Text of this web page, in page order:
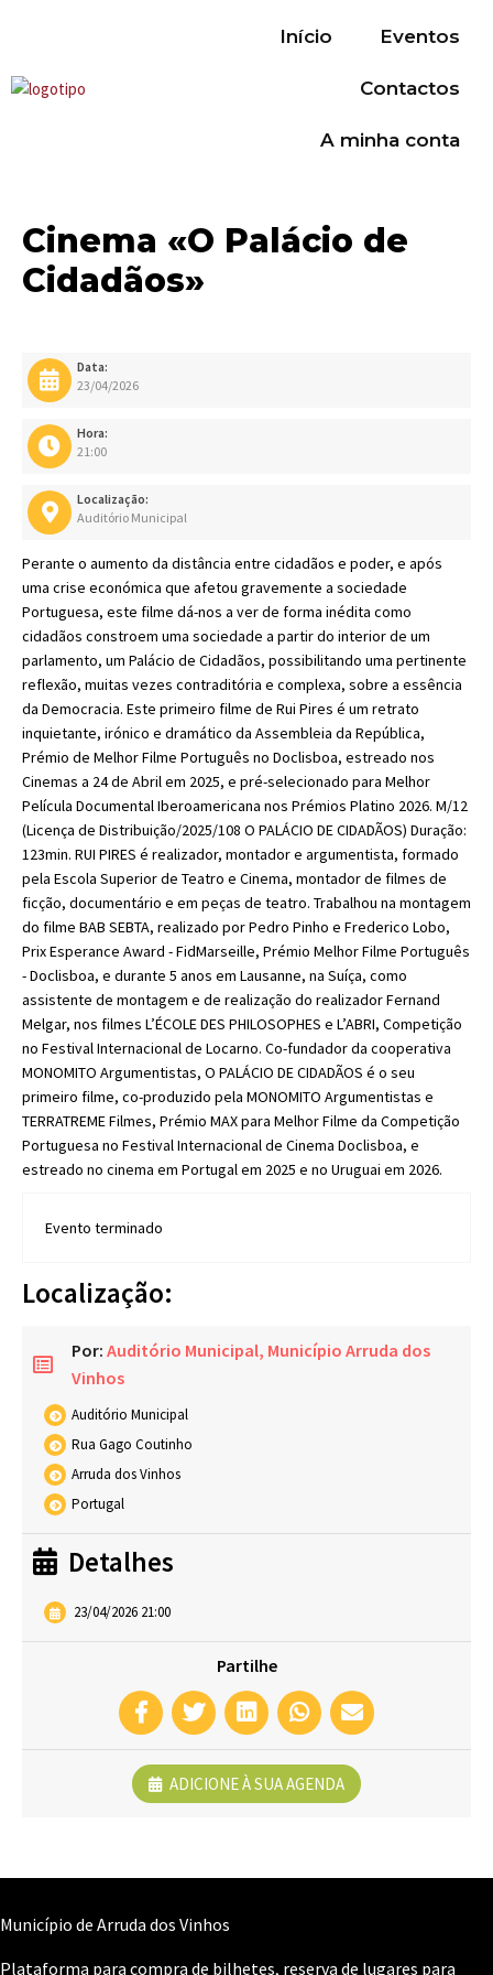
Início Eventos
Contactos
A minha conta
Cinema «O Palácio de
Cidadãos»
Data:
23/04/2026
Hora:
21:00
Localização:
Auditório Municipal
Perante o aumento da distância entre cidadãos e poder, e após
uma crise económica que afetou gravemente a sociedade
Portuguesa, este filme dá-nos a ver de forma inédita como
cidadãos constroem uma sociedade a partir do interior de um
parlamento, um Palácio de Cidadãos, possibilitando uma pertinente
reflexão, muitas vezes contraditória e complexa, sobre a essência
da Democracia. Este primeiro filme de Rui Pires é um retrato
inquietante, irónico e dramático da Assembleia da República,
Prémio de Melhor Filme Português no Doclisboa, estreado nos
Cinemas a 24 de Abril em 2025, e pré-selecionado para Melhor
Película Documental Iberoamericana nos Prémios Platino 2026. M/12
(Licença de Distribuição/2025/108 O PALÁCIO DE CIDADÃOS) Duração:
123min. RUI PIRES é realizador, montador e argumentista, formado
pela Escola Superior de Teatro e Cinema, montador de filmes de
ficção, documentário e em peças de teatro. Trabalhou na montagem
do filme BAB SEBTA, realizado por Pedro Pinho e Frederico Lobo,
Prix Esperance Award - FidMarseille, Prémio Melhor Filme Português
- Doclisboa, e durante 5 anos em Lausanne, na Suíça, como
assistente de montagem e de realização do realizador Fernand
Melgar, nos filmes L’ÉCOLE DES PHILOSOPHES e L’ABRI, Competição
no Festival Internacional de Locarno. Co-fundador da cooperativa
MONOMITO Argumentistas, O PALÁCIO DE CIDADÃOS é o seu
primeiro filme, co-produzido pela MONOMITO Argumentistas e
TERRATREME Filmes, Prémio MAX para Melhor Filme da Competição
Portuguesa no Festival Internacional de Cinema Doclisboa, e
estreado no cinema em Portugal em 2025 e no Uruguai em 2026.
Evento terminado
Localização:
Por: Auditório Municipal, Município Arruda dos
Vinhos
Auditório Municipal
Rua Gago Coutinho
Arruda dos Vinhos
Portugal
Detalhes
23/04/2026 21:00
Partilhe
ADICIONE À SUA AGENDA
Município de Arruda dos Vinhos
Plataforma para compra de bilhetes, reserva de lugares para